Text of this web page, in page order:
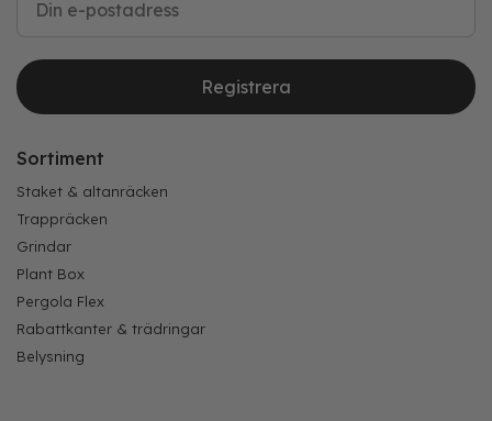
Registrera
Sortiment
Staket & altanräcken
Trappräcken
Grindar
Plant Box
Pergola Flex
Rabattkanter & trädringar
Belysning